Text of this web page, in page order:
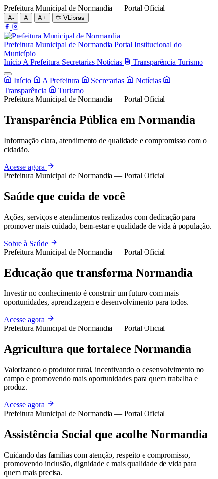
Prefeitura Municipal de Normandia — Portal Oficial
A- A A+ VLibras
Prefeitura Municipal de Normandia Portal Institucional do
Município
Início A Prefeitura Secretarias Notícias Transparência Turismo
Início A Prefeitura Secretarias
Notícias
Transparência
Turismo
Prefeitura Municipal de Normandia — Portal Oficial
Transparência Pública em Normandia
Informação clara, atendimento de qualidade e compromisso com o
cidadão.
Acesse agora
Prefeitura Municipal de Normandia — Portal Oficial
Saúde que cuida de você
Ações, serviços e atendimentos realizados com dedicação para
promover mais cuidado, bem-estar e qualidade de vida à população.
Sobre à Saúde
Prefeitura Municipal de Normandia — Portal Oficial
Educação que transforma Normandia
Investir no conhecimento é construir um futuro com mais
oportunidades, aprendizagem e desenvolvimento para todos.
Acesse agora
Prefeitura Municipal de Normandia — Portal Oficial
Agricultura que fortalece Normandia
Valorizando o produtor rural, incentivando o desenvolvimento no
campo e promovendo mais oportunidades para quem trabalha e
produz.
Acesse agora
Prefeitura Municipal de Normandia — Portal Oficial
Assistência Social que acolhe Normandia
Cuidando das famílias com atenção, respeito e compromisso,
promovendo inclusão, dignidade e mais qualidade de vida para
quem mais precisa.